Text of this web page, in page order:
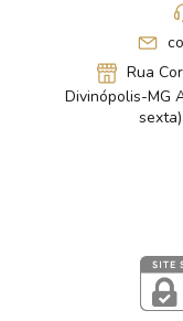
Rua
Divinópolis-MG